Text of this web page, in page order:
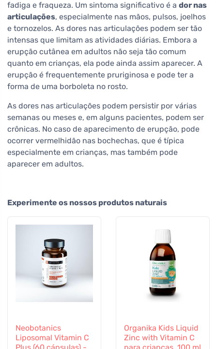
fadiga e fraqueza. Um sintoma significativo é a dor nas
articulações, especialmente nas mãos, pulsos, joelhos
e tornozelos. As dores nas articulações podem ser tão
intensas que limitam as atividades diárias. Embora a
erupção cutânea em adultos não seja tão comum
quanto em crianças, ela pode ainda assim aparecer. A
erupção é frequentemente pruriginosa e pode ter a
forma de uma borboleta no rosto.
As dores nas articulações podem persistir por várias
semanas ou meses e, em alguns pacientes, podem ser
crônicas. No caso de aparecimento de erupção, pode
ocorrer vermelhidão nas bochechas, que é típica
especialmente em crianças, mas também pode
aparecer em adultos.
Experimente os nossos produtos naturais
Neobotanics
Liposomal Vitamin C
Organika Kids Liquid
Zinc with Vitamin C